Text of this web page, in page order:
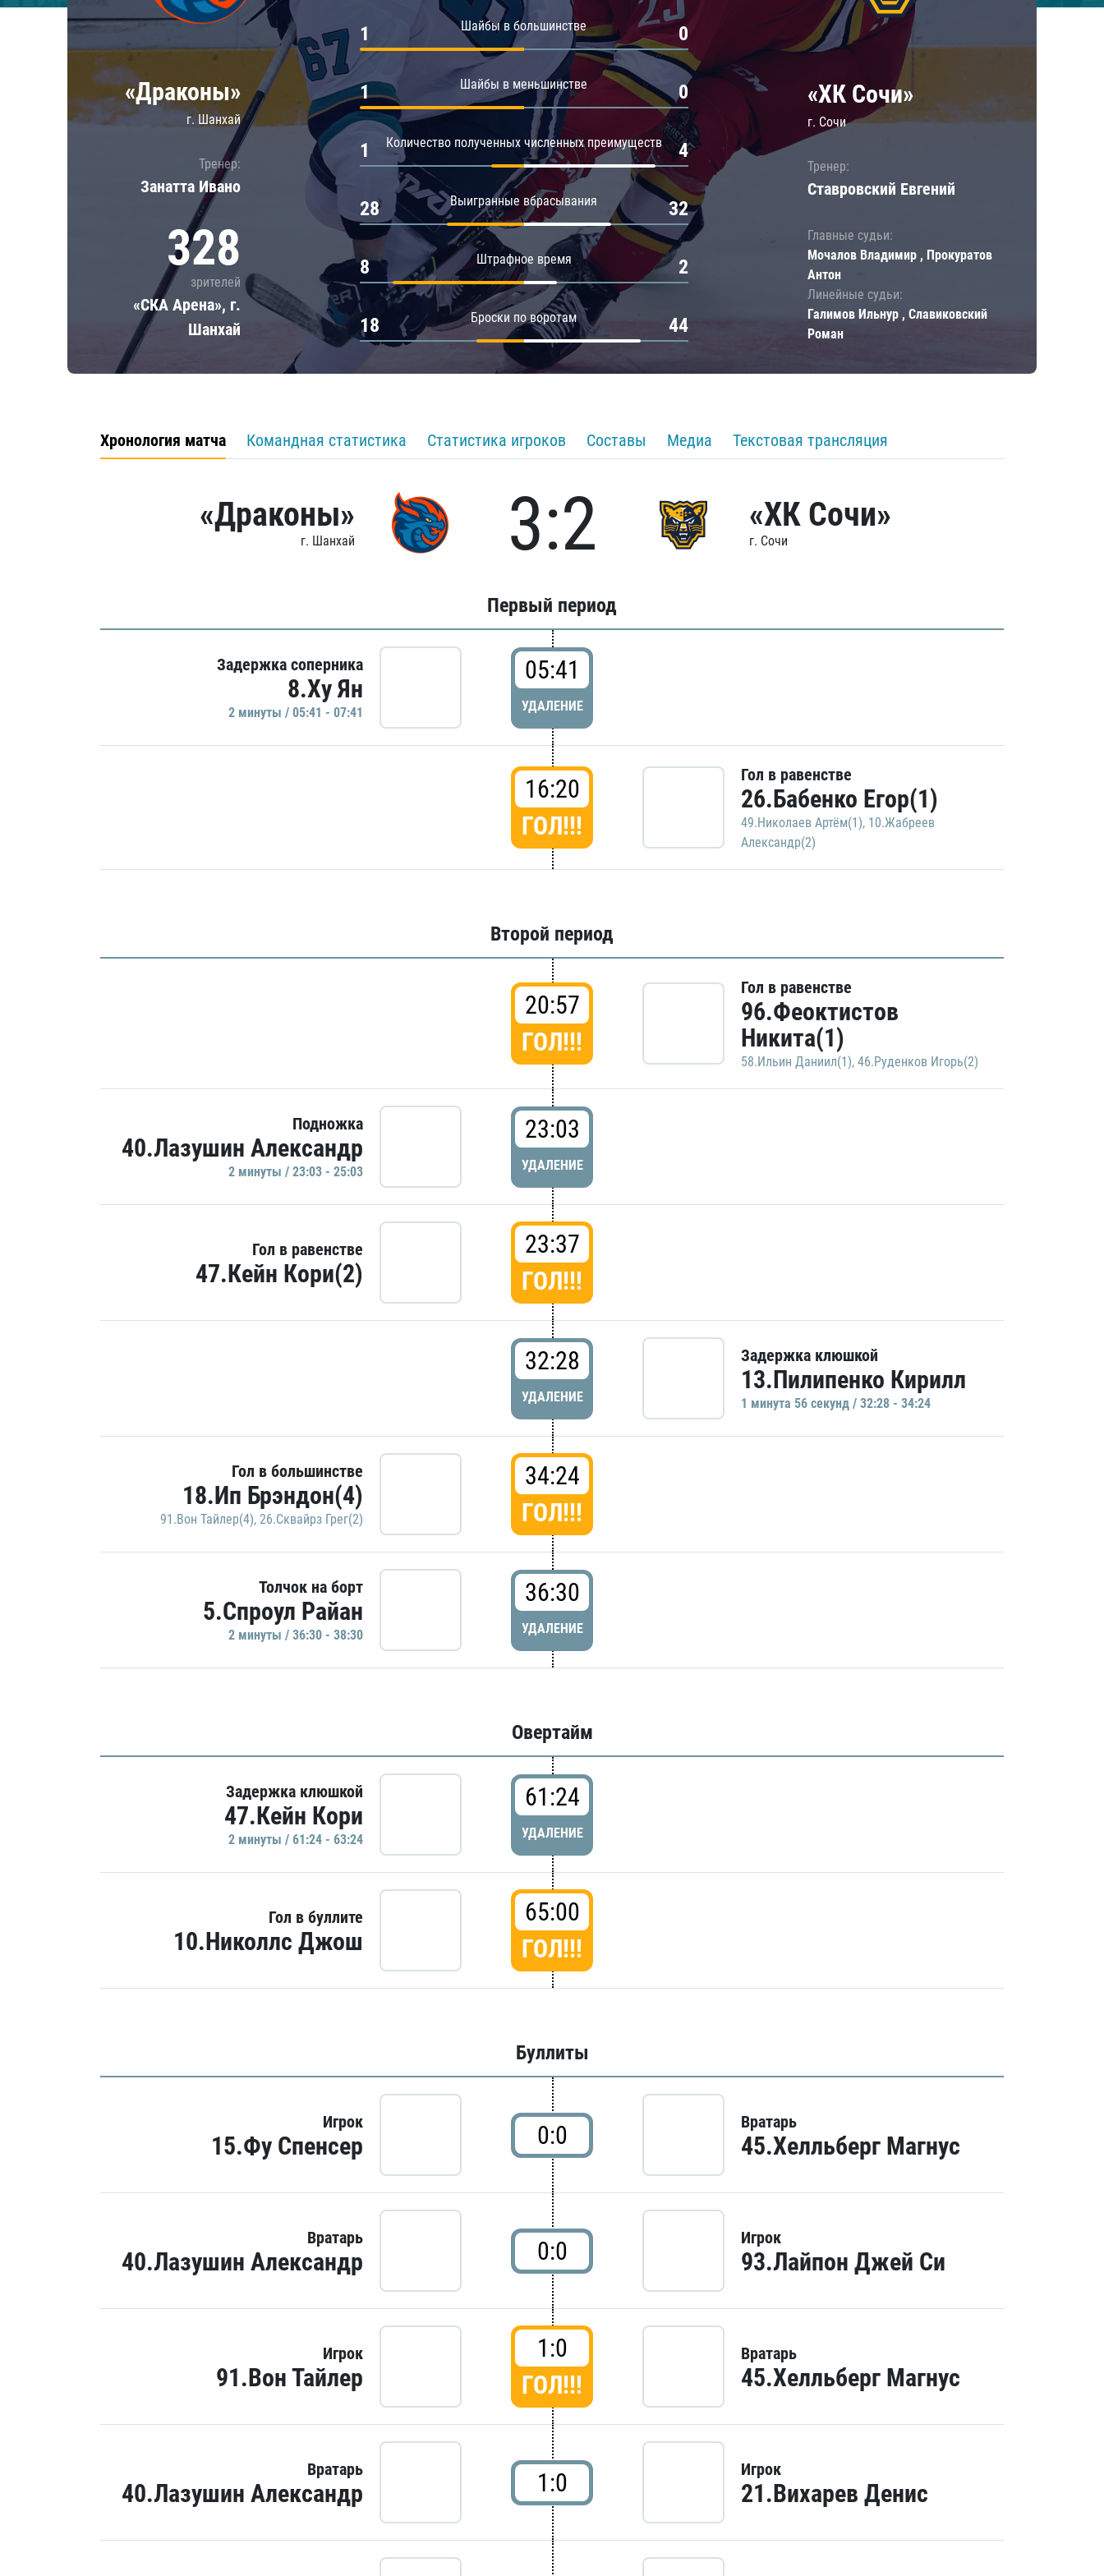
Локомотив
Шанхайские Драконы
Амур
Барыс
Салават Юлаев
«Драконы»
г. Шанхай
Тренер:
Занатта Иванo
328
зрителей
«СКА Арена», г.
Шанхай
Шайбы в большинстве
1 0
Шайбы в меньшинстве
1 0
Количество полученных численных преимуществ
1 4
Выигранные вбрасывания
28 32
Штрафное время
8 2
Броски по воротам
18 44
«ХК Сочи»
г. Сочи
Тренер:
Ставровский Евгений
Главные судьи:
Мочалов Владимир , Прокуратов
Антон
Линейные судьи:
Галимов Ильнур , Славиковский
Роман
Хронология матча Командная статистика Статистика игроков Составы Медиа Текстовая трансляция
«Драконы»
г. Шанхай 3:2 «ХК Сочи»
г. Сочи
Первый период
Задержка соперника
8.Ху Ян
2 минуты / 05:41 - 07:41
05:41
УДАЛЕНИЕ
16:20
ГОЛ!!!
Гол в равенстве
26.Бабенко Егор(1)
49.Николаев Артём(1), 10.Жабреев
Александр(2)
Второй период
20:57
ГОЛ!!!
Гол в равенстве
96.Феоктистов
Никита(1)
58.Ильин Даниил(1), 46.Руденков Игорь(2)
Подножка
40.Лазушин Александр
2 минуты / 23:03 - 25:03
23:03
УДАЛЕНИЕ
Гол в равенстве
47.Кейн Кори(2)
23:37
ГОЛ!!!
32:28
УДАЛЕНИЕ
Задержка клюшкой
13.Пилипенко Кирилл
1 минутa 56 секунд / 32:28 - 34:24
Гол в большинстве
18.Ип Брэндон(4)
91.Вон Тайлер(4), 26.Сквайрз Грег(2)
34:24
ГОЛ!!!
Толчок на борт
5.Спроул Райан
2 минуты / 36:30 - 38:30
36:30
УДАЛЕНИЕ
Овертайм
Задержка клюшкой
47.Кейн Кори
2 минуты / 61:24 - 63:24
61:24
УДАЛЕНИЕ
Гол в буллите
10.Николлс Джош
65:00
ГОЛ!!!
Буллиты
Игрок
15.Фу Спенсер 0:0 Вратарь
45.Хелльберг Магнус
Вратарь
40.Лазушин Александр 0:0 Игрок
93.Лайпон Джей Си
Игрок
91.Вон Тайлер
1:0
ГОЛ!!!
Вратарь
45.Хелльберг Магнус
Вратарь
40.Лазушин Александр 1:0 Игрок
21.Вихарев Денис